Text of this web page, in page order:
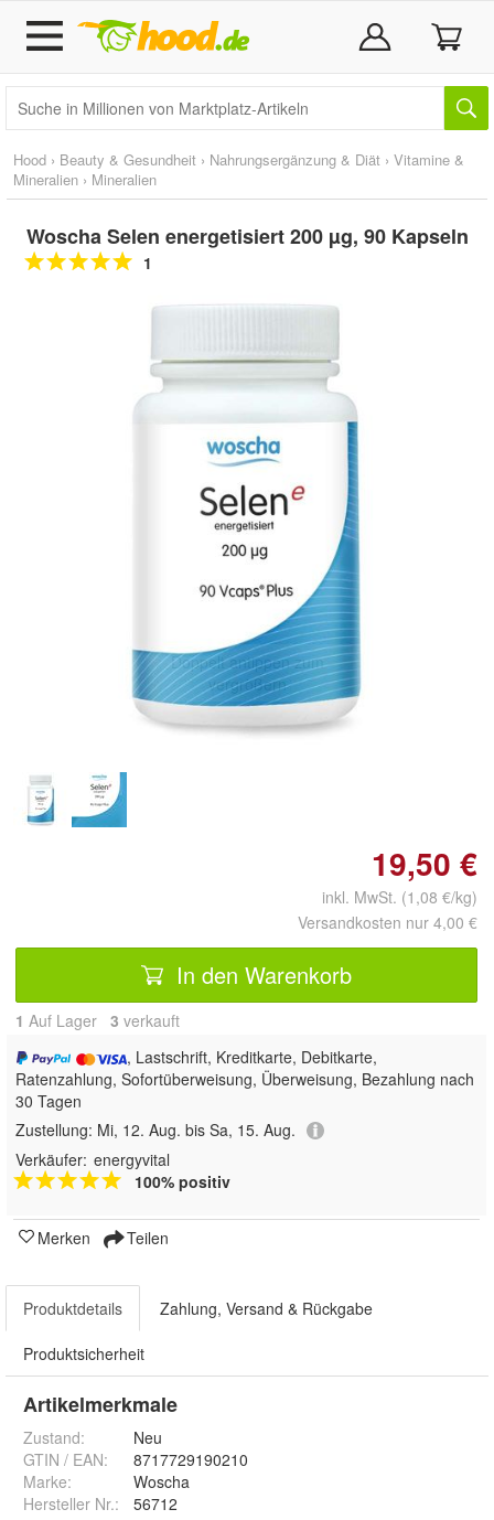
Hood › Beauty & Gesundheit › Nahrungsergänzung & Diät › Vitamine &
Mineralien › Mineralien
Woscha Selen energetisiert 200 µg, 90 Kapseln
1
Doppelt antippen zum
vergrößern
19,50 €
inkl. MwSt. (1,08 €/kg)
Versandkosten nur 4,00 €
In den Warenkorb
1 Auf Lager 3 verkauft
, Lastschrift, Kreditkarte, Debitkarte,
Ratenzahlung, Sofortüberweisung, Überweisung, Bezahlung nach
30 Tagen
Zustellung: Mi, 12. Aug. bis Sa, 15. Aug.
Verkäufer: energyvital
100% positiv
Merken Teilen
Produktdetails Zahlung, Versand & Rückgabe
Produktsicherheit
Artikelmerkmale
Zustand:
Neu
GTIN / EAN:
8717729190210
Marke:
Woscha
Hersteller Nr.:
56712